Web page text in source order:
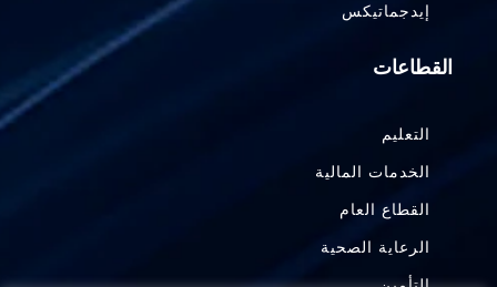
إيدجماتيكس
القطاعات
التعليم
الخدمات المالية
القطاع العام
الرعاية الصحية